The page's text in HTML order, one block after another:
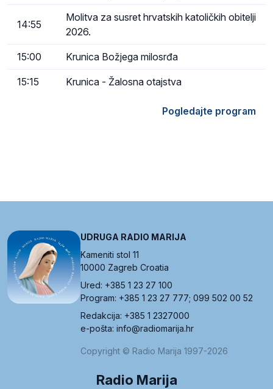
14:55
Molitva za susret hrvatskih katoličkih obitelji
2026.
15:00 Krunica Božjega milosrđa
15:15 Krunica - Žalosna otajstva
Pogledajte program
UDRUGA RADIO MARIJA
Kameniti stol 11
10000 Zagreb Croatia
Ured: +385 1 23 27 100
Program: +385 1 23 27 777; 099 502 00 52
Redakcija: +385 1 2327000
e-pošta: info@radiomarija.hr
Copyright © Radio Marija 1997-2026
Radio Marija